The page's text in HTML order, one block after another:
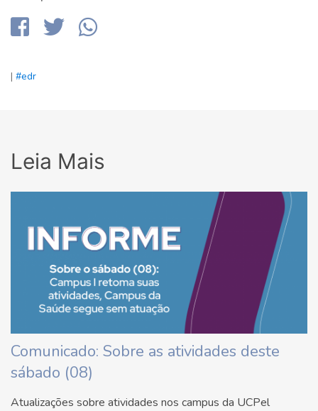
| #edr
Leia Mais
Comunicado: Sobre as atividades deste
sábado (08)
Atualizações sobre atividades nos campus da UCPel